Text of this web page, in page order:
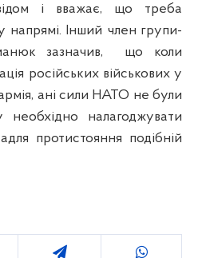
і вважає, що треба
напрямі. Інший член групи-
зазначив,
що коли
російських військових у
ані сили НАТО не були
необхідно налагоджувати
протистояння подібній